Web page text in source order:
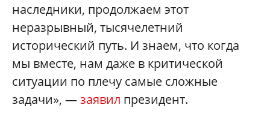
наследники, продолжаем этот
неразрывный, тысячелетний
исторический путь. И знаем, что когда
мы вместе, нам даже в критической
ситуации по плечу самые сложные
задачи», —заявил президент.